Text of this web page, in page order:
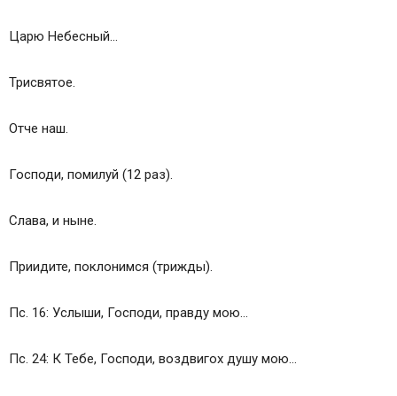
Царю Небесный…
Трисвятое.
Отче наш.
Господи, помилуй (12 раз).
Слава, и ныне.
Приидите, поклонимся (трижды).
Пс. 16: Услыши, Господи, правду мою…
Пс. 24: К Тебе, Господи, воздвигох душу мою…